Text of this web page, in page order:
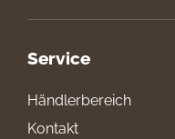
Service
Händlerbereich
Kontakt